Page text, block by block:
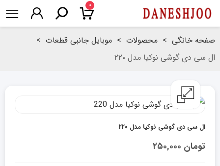
۰
صفحه خانگی > محصولات > موبایل جانبی قطعات >
ال سی دی گوشی نوکیا مدل ۲۲۰
ال سی دی گوشی نوکیا مدل ۲۲۰
۲۵۰,۰۰۰ تومان